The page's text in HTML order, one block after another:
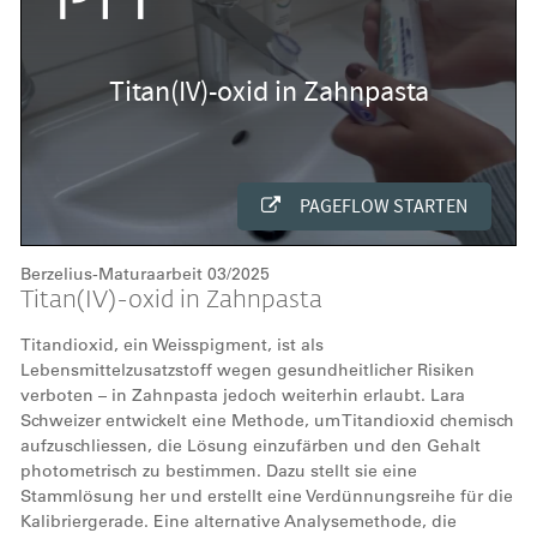
Berzelius-Maturaarbeit 03/2025
Titan(IV)-oxid in Zahnpasta
Titandioxid, ein Weisspigment, ist als
Lebensmittelzusatzstoff wegen gesundheitlicher Risiken
verboten – in Zahnpasta jedoch weiterhin erlaubt. Lara
Schweizer entwickelt eine Methode, um Titandioxid chemisch
aufzuschliessen, die Lösung einzufärben und den Gehalt
photometrisch zu bestimmen. Dazu stellt sie eine
Stammlösung her und erstellt eine Verdünnungsreihe für die
Kalibriergerade. Eine alternative Analysemethode, die